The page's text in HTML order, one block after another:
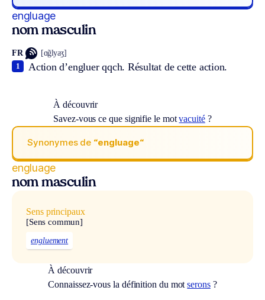
engluage
nom masculin
FR [ɑ̃glyaʒ]
Action d’engluer qqch. Résultat de cette action.
1
À découvrir
Savez-vous ce que signifie le motvacuité?
Synonymes de “engluage“
engluage
nom masculin
Sens principaux
[Sens commun]
engluement
À découvrir
Connaissez-vous la définition du motserons?